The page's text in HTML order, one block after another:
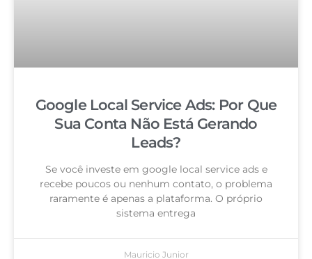
Google Local Service Ads: Por Que
Sua Conta Não Está Gerando
Leads?
Se você investe em google local service ads e
recebe poucos ou nenhum contato, o problema
raramente é apenas a plataforma. O próprio
sistema entrega
Mauricio Junior